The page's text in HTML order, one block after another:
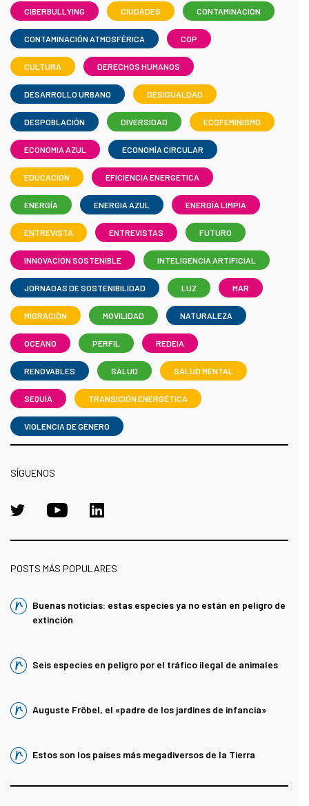
CIBERBULLYING CIUDADES CONTAMINACIÓN
CONTAMINACIÓN ATMOSFÉRICA COP
CULTURA DERECHOS HUMANOS
DESARROLLO URBANO DESIGUALDAD
DESPOBLACIÓN DIVERSIDAD ECOFEMINISMO
ECONOMIA AZUL ECONOMÍA CIRCULAR
EDUCACIÓN EFICIENCIA ENERGÉTICA
ENERGÍA ENERGIA AZUL ENERGÍA LIMPIA
ENTREVISTA ENTREVISTAS FUTURO
INNOVACIÓN SOSTENIBLE INTELIGENCIA ARTIFICIAL
JORNADAS DE SOSTENIBILIDAD LUZ MAR
MIGRACIÓN MOVILIDAD NATURALEZA
OCEANO PERFIL REDEIA
RENOVABLES SALUD SALUD MENTAL
SEQUÍA TRANSICIÓN ENERGÉTICA
VIOLENCIA DE GÉNERO
SÍGUENOS
POSTS MÁS POPULARES
Buenas noticias: estas especies ya no están en peligro de
extinción
Seis especies en peligro por el tráfico ilegal de animales
Auguste Fröbel, el «padre de los jardines de infancia»
Estos son los países más megadiversos de la Tierra